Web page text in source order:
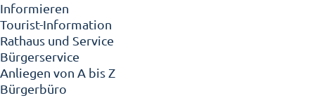
Informieren
Tourist-Information
Rathaus und Service
Bürgerservice
Anliegen von A bis Z
Bürgerbüro